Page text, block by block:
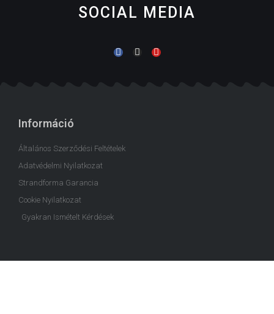
SOCIAL MEDIA
Információ
Általános Szerződési Feltételek
Adatvédelmi Nyilatkozat
Strandforma Garancia
Cookie Nyilatkozat
Gyakran Ismételt Kérdések